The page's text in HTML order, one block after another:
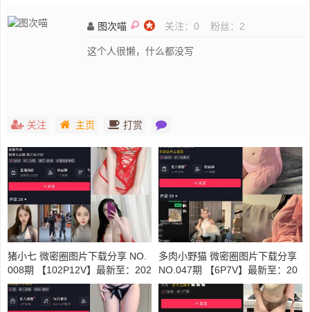
图次喵 关注： 0 粉丝： 2
这个人很懒，什么都没写
关注 主页 打赏
猪小七 微密圈图片下载分享 NO.
008期 【102P12V】最新至：202
4.518
多肉小野猫 微密圈图片下载分享
NO.047期 【6P7V】最新至：20
24.4.6